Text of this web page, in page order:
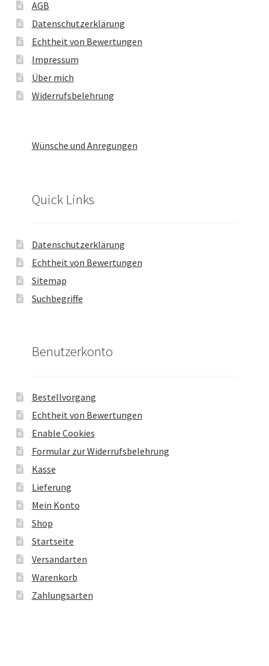
AGB
Datenschutzerklärung
Echtheit von Bewertungen
Impressum
Über mich
Widerrufsbelehrung
Wünsche und Anregungen
Quick Links
Datenschutzerklärung
Echtheit von Bewertungen
Sitemap
Suchbegriffe
Benutzerkonto
Bestellvorgang
Echtheit von Bewertungen
Enable Cookies
Formular zur Widerrufsbelehrung
Kasse
Lieferung
Mein Konto
Shop
Startseite
Versandarten
Warenkorb
Zahlungsarten